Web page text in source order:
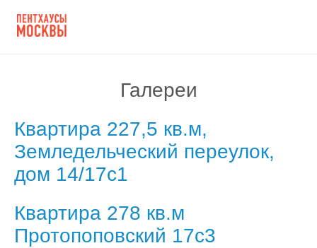
Галереи
Квартира 227,5 кв.м,
Земледельческий переулок,
дом 14/17с1
Квартира 278 кв.м
Протопоповский 17с3